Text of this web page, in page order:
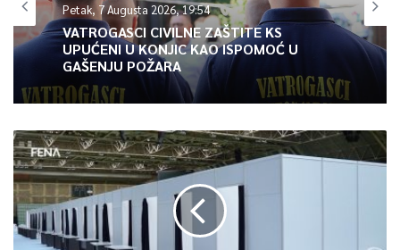
petkom, na kraju radne sedmice i u popodnevnim satima šalju
školama i da vrijede od narednog ponedjeljka”.
– Da li se time želi spriječiti da ovakve odluke problematiziraju
oni kojih se najviše tiče i koji provode odluke Vlade Kantona
Zaključak donijela uz punu saglasnost Kriznog štaba ili je sebi
dala ingerencije Kriznog štaba pa nam on više i ne treba?! –
navodi se u saopćenju.
Uputili su ozbiljno upozorenje Vladi i Ministarstvu za odgoj i
Petak, 7 Augusta 2026, 19:54
VATROGASCI CIVILNE ZAŠTITE KS
UPUĆENI U KONJIC KAO ISPOMOĆ U
GAŠENJU POŽARA